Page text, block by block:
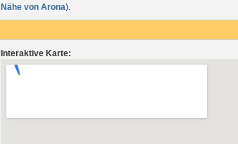
Nähe von Arona).
Interaktive Karte: